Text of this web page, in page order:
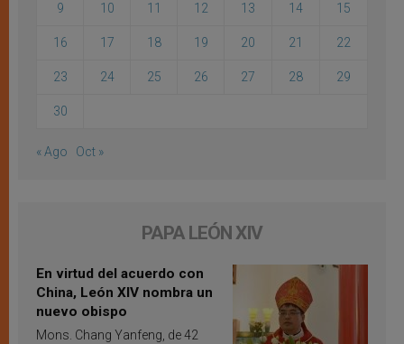
9 10 11 12 13 14 15
16 17 18 19 20 21 22
23 24 25 26 27 28 29
30
« Ago Oct »
PAPA LEÓN XIV
En virtud del acuerdo con
China, León XIV nombra un
nuevo obispo
Mons. Chang Yanfeng, de 42